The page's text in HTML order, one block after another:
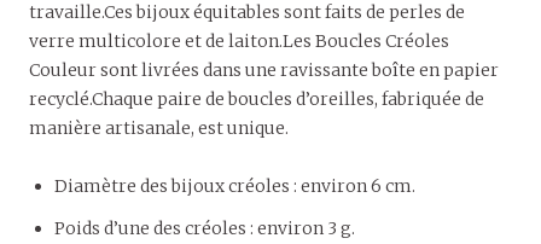
travaille.Ces bijoux équitables sont faits de perles de
verre multicolore et de laiton.Les Boucles Créoles
Couleur sont livrées dans une ravissante boîte en papier
recyclé.Chaque paire de boucles d’oreilles, fabriquée de
manière artisanale, est unique.
Diamètre des bijoux créoles : environ 6 cm.
Poids d’une des créoles : environ 3 g.